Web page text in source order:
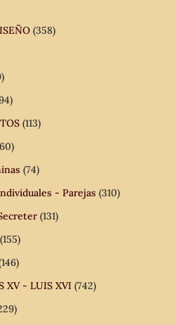
(358)
(113)
(74)
- Parejas (310)
(131)
(155)
XV - LUIS XVI (742)